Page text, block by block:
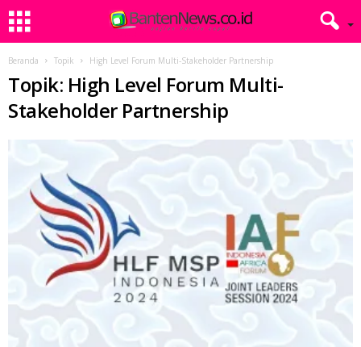
Beranda Topik High Level Forum Multi-Stakeholder Partnership
Topik: High Level Forum Multi-
Stakeholder Partnership